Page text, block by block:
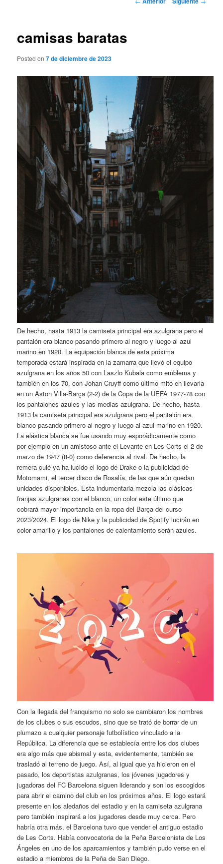
camisas baratas
Posted on7 de diciembre de 2023
De hecho, hasta 1913 la camiseta principal era azulgrana pero el
pantalón era blanco pasando primero al negro y luego al azul
marino en 1920. La equipación blanca de esta próxima
temporada estará inspirada en la zamarra que llevó el equipo
azulgrana en los años 50 con Laszlo Kubala como emblema y
también en los 70, con Johan Cruyff como último mito en llevarla
en un Aston Villa-Barça (2-2) de la Copa de la UEFA 1977-78 con
los pantalones azules y las medias azulgrana. De hecho, hasta
1913 la camiseta principal era azulgrana pero el pantalón era
blanco pasando primero al negro y luego al azul marino en 1920.
La elástica blanca se fue usando muy esporádicamente como
por ejemplo en un amistoso ante el Levante en Les Corts el 2 de
marzo de 1947 (8-0) como deferencia al rival. De hecho, la
remera culé ya ha lucido el logo de Drake o la publicidad de
Motomami, el tercer disco de Rosalía, de las que aún quedan
unidades disponibles. Esta indumentaria mezcla las clásicas
franjas azulgranas con el blanco, un color este último que
cobrará mayor importancia en la ropa del Barça del curso
2023/2024. El logo de Nike y la publicidad de Spotify lucirán en
color amarillo y los pantalones de calentamiento serán azules.
Con la llegada del franquismo no solo se cambiaron los nombres
de los clubes o sus escudos, sino que se trató de borrar de un
plumazo a cualquier personaje futbolístico vinculado a la
República. La diferencia que se establecía entre los dos clubes
era algo más que abismal y esta, evidentemente, también se
trasladó al terreno de juego. Así, al igual que ya hicieron en el
pasado, los deportistas azulgranas, los jóvenes jugadores y
jugadoras del FC Barcelona siguen liderando y son los escogidos
para abrir el camino del club en los próximos años. El logo estará
presente en los aledaños del estadio y en la camiseta azulgrana
pero también inspirará a los jugadores desde muy cerca. Pero
habría otra más, el Barcelona tuvo que vender el antiguo estadio
de Les Corts. Había convocatoria de la Peña Barcelonista de Los
Ángeles en uno de los aparcamientos y también pudo verse en el
estadio a miembros de la Peña de San Diego.